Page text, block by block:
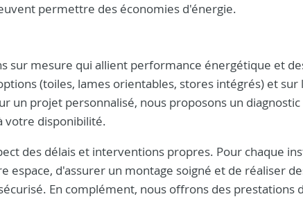
permettre des économies d'énergie.
sur mesure qui allient performance énergétique et
(toiles, lames orientables, stores intégrés) et sur
projet personnalisé, nous proposons un diagnostic
votre disponibilité.
des délais et interventions propres. Pour chaque
d'assurer un montage soigné et de réaliser
En complément, nous offrons des prestations